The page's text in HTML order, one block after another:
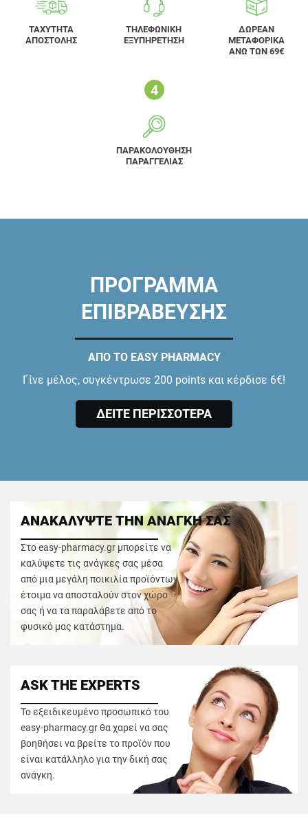
ΤΑΧΥΤΗΤΑ
ΑΠΟΣΤΟΛΗΣ
ΤΗΛΕΦΩΝΙΚΗ
ΕΞΥΠΗΡΕΤΗΣΗ
ΔΩΡΕΑΝ
ΜΕΤΑΦΟΡΙΚΑ
ΑΝΩ ΤΩΝ 69€
ΠΑΡΑΚΟΛΟΥΘΗΣΗ
ΠΑΡΑΓΓΕΛΙΑΣ
ΠΡΟΓΡΑΜΜΑ
ΕΠΙΒΡΑΒΕΥΣΗΣ
ΑΠΟ ΤΟ EASY PHARMACY
Γίνε μέλος, συγκέντρωσε 200 points και κέρδισε 6€!
ΔΕΙΤΕ ΠΕΡΙΣΣΟΤΕΡΑ
ΑΝΑΚΑΛΥΨΤΕ ΤΗΝ ΑΝΑΓΚΗ ΣΑΣ
Στο easy-pharmacy.gr μπορείτε να
καλύψετε τις ανάγκες σας μέσα
από μια μεγάλη ποικιλία προϊόντων
έτοιμα να αποσταλούν στον χώρο
σας ή να τα παραλάβετε από το
φυσικό μας κατάστημα.
ASK THE EXPERTS
Το εξειδικευμένο προσωπικό του
easy-pharmacy.gr θα χαρεί να σας
βοηθήσει να βρείτε το προϊόν που
είναι κατάλληλο για την δική σας
ανάγκη.